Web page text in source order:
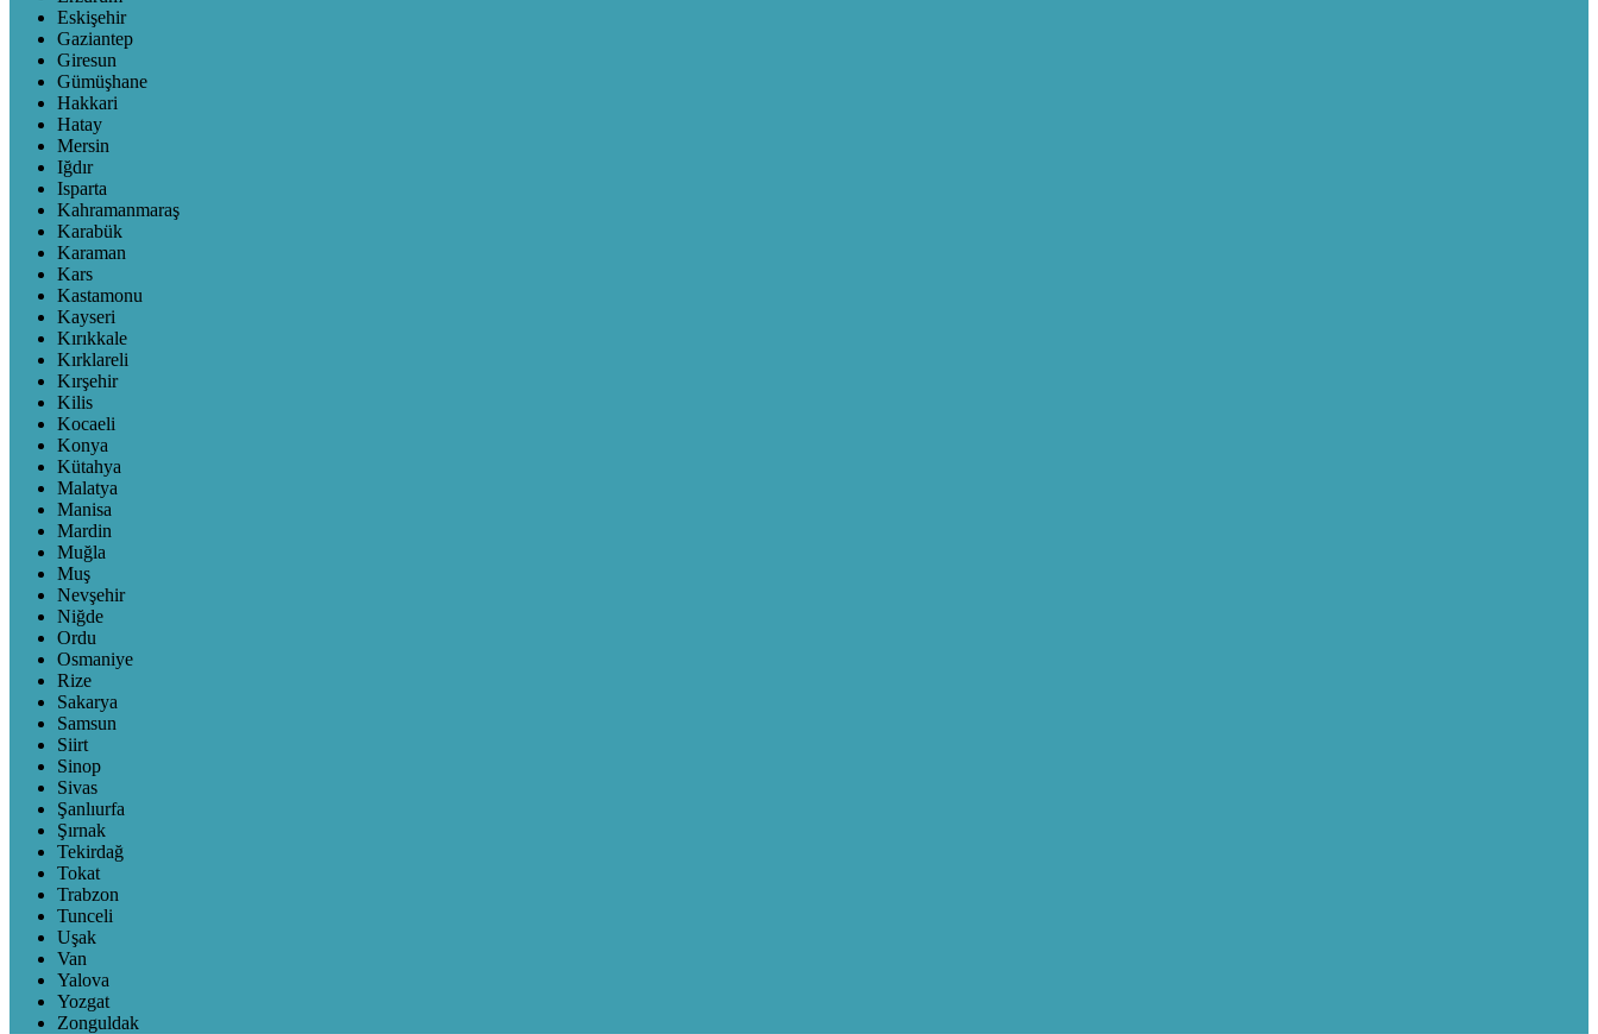
Eskişehir
Gaziantep
Giresun
Gümüşhane
Hakkari
Hatay
Mersin
Iğdır
Isparta
Kahramanmaraş
Karabük
Karaman
Kars
Kastamonu
Kayseri
Kırıkkale
Kırklareli
Kırşehir
Kilis
Kocaeli
Konya
Kütahya
Malatya
Manisa
Mardin
Muğla
Muş
Nevşehir
Niğde
Ordu
Osmaniye
Rize
Sakarya
Samsun
Siirt
Sinop
Sivas
Şanlıurfa
Şırnak
Tekirdağ
Tokat
Trabzon
Tunceli
Uşak
Van
Yalova
Yozgat
Zonguldak